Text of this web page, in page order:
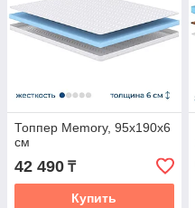
Топпер Memory, 95x190x6
см
42 490 ₸
Купить